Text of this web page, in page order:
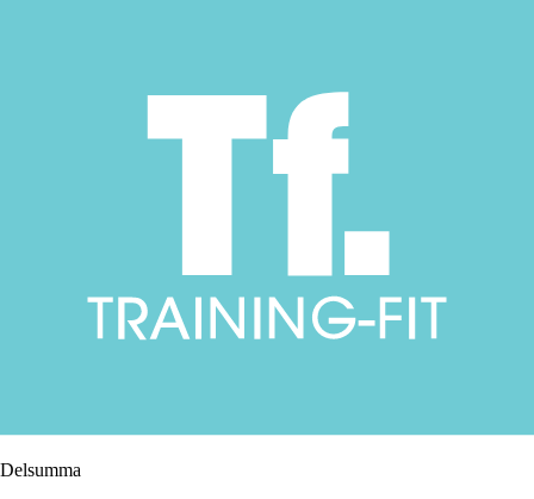
Delsumma